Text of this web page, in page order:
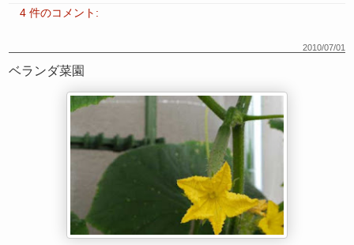
4 件のコメント:
2010/07/01
ベランダ菜園